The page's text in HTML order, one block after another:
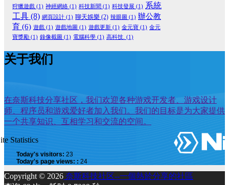
狩獵遊戲 (1) 神經網絡 (1) 科技新聞 (1) 科技發展 (1) 系統
工具 (8) 網頁設計 (1) 聊天娛樂 (2) 辣眼圖 (1) 辦公教
育 (6) 遊戲 (1) 遊戲地圖 (1) 遊戲更新 (1) 金元寶 (1) 金元
寶獎勵 (1) 錄像截圖 (1) 電腦科學 (1) 高科技. (1)
关于我们
在奈斯科技分享社区，我们欢迎各种游戏开发者、游戏设计
师、程序员和游戏爱好者加入我们。我们的目标是为大家提供
一个共享知识、互相学习和交流的空间。
Statistics
Today's visitors: 23
Today's page views: : 24
Copyright © 2026 奈斯科技社区--一個熱於分享的社區